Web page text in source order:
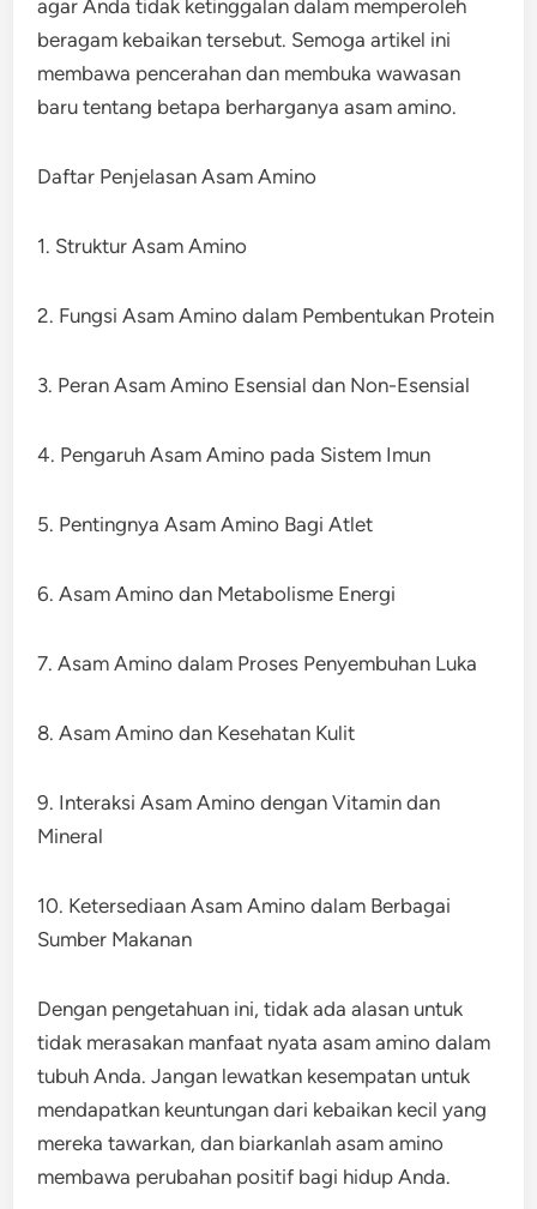
agar Anda tidak ketinggalan dalam memperoleh
beragam kebaikan tersebut. Semoga artikel ini
membawa pencerahan dan membuka wawasan
baru tentang betapa berharganya asam amino.
Daftar Penjelasan Asam Amino
1. Struktur Asam Amino
2. Fungsi Asam Amino dalam Pembentukan Protein
3. Peran Asam Amino Esensial dan Non-Esensial
4. Pengaruh Asam Amino pada Sistem Imun
5. Pentingnya Asam Amino Bagi Atlet
6. Asam Amino dan Metabolisme Energi
7. Asam Amino dalam Proses Penyembuhan Luka
8. Asam Amino dan Kesehatan Kulit
9. Interaksi Asam Amino dengan Vitamin dan
Mineral
10. Ketersediaan Asam Amino dalam Berbagai
Sumber Makanan
Dengan pengetahuan ini, tidak ada alasan untuk
tidak merasakan manfaat nyata asam amino dalam
tubuh Anda. Jangan lewatkan kesempatan untuk
mendapatkan keuntungan dari kebaikan kecil yang
mereka tawarkan, dan biarkanlah asam amino
membawa perubahan positif bagi hidup Anda.